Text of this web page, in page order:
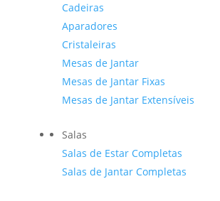
Cadeiras
Aparadores
Cristaleiras
Mesas de Jantar
Mesas de Jantar Fixas
Mesas de Jantar Extensíveis
Salas
Salas de Estar Completas
Salas de Jantar Completas